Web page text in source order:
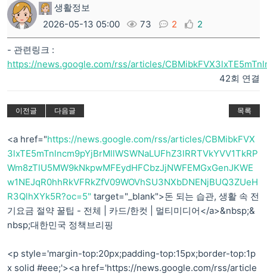
생활정보
2026-05-13 05:00
73 2 2
- 관련링크 :
https://news.google.com/rss/articles/
42회 연결
이전글 다음글 목록
<a href="https://news.google.com/rss/articles/CBMibkFVX
3lxTE5mTnlncm9pYjBrMllWSWNaLUFhZ3lRRTVkYVV1TkRP
Wm8zTlU5MW9kNkpwMFEydHFCbzJjNWFEMGxGenJKWE
w1NEJqR0hhRkVFRkZfV09WOVhSU3NXbDNENjBUQ3ZUeH
R3QlhXYk5R?oc=5" target="_blank">돈 되는 습관, 생활 속 전
기요금 절약 꿀팁 - 전체 | 카드/한컷 | 멀티미디어</a>&nbsp;&
nbsp;대한민국 정책브리핑
<p style='margin-top:20px;padding-top:15px;border-top:1p
x solid #eee;'><a href='https://news.google.com/rss/article